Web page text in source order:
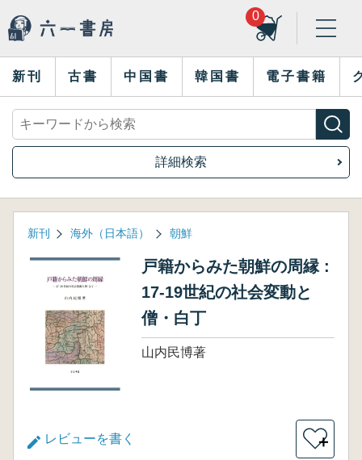
0
新刊 古書 中国書 韓国書 電子書籍
詳細検索
新刊 海外（日本語） 朝鮮
戸籍からみた朝鮮の周縁 :
17-19世紀の社会変動と
僧・白丁
山内民博著
レビューを書く ＋